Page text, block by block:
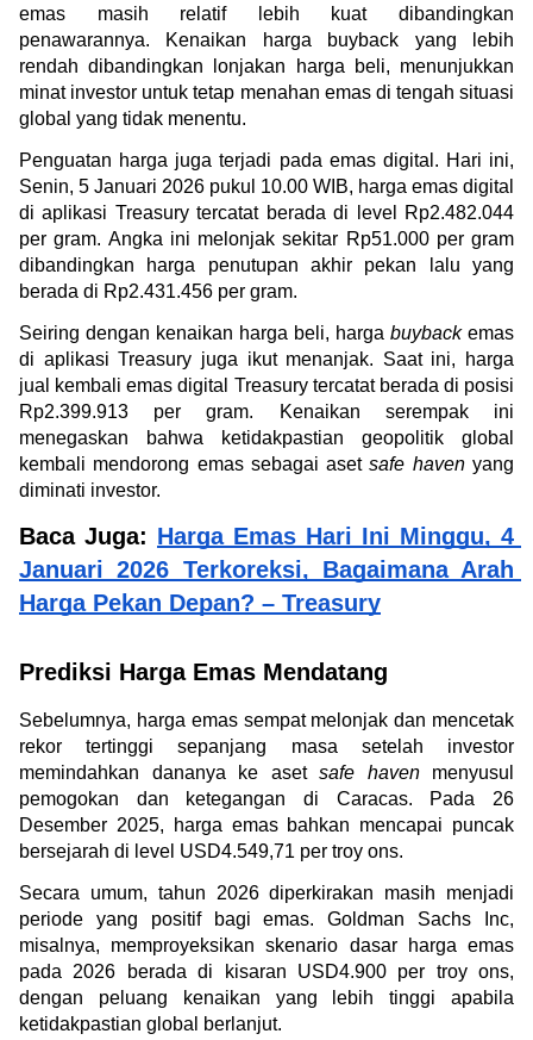
emas masih relatif lebih kuat dibandingkan
penawarannya. Kenaikan harga buyback yang lebih
rendah dibandingkan lonjakan harga beli, menunjukkan
minat investor untuk tetap menahan emas di tengah situasi
global yang tidak menentu.
Penguatan harga juga terjadi pada emas digital. Hari ini,
Senin, 5 Januari 2026 pukul 10.00 WIB, harga emas digital
di aplikasi Treasury tercatat berada di level Rp2.482.044
per gram. Angka ini melonjak sekitar Rp51.000 per gram
dibandingkan harga penutupan akhir pekan lalu yang
berada di Rp2.431.456 per gram.
Seiring dengan kenaikan harga beli, harga buyback emas
di aplikasi Treasury juga ikut menanjak. Saat ini, harga
jual kembali emas digital Treasury tercatat berada di posisi
Rp2.399.913 per gram. Kenaikan serempak ini
menegaskan bahwa ketidakpastian geopolitik global
kembali mendorong emas sebagai aset safe haven yang
diminati investor.
Baca Juga: Harga Emas Hari Ini Minggu, 4
Januari 2026 Terkoreksi, Bagaimana Arah
Harga Pekan Depan? – Treasury
Prediksi Harga Emas Mendatang
Sebelumnya, harga emas sempat melonjak dan mencetak
rekor tertinggi sepanjang masa setelah investor
memindahkan dananya ke aset safe haven menyusul
pemogokan dan ketegangan di Caracas. Pada 26
Desember 2025, harga emas bahkan mencapai puncak
bersejarah di level USD4.549,71 per troy ons.
Secara umum, tahun 2026 diperkirakan masih menjadi
periode yang positif bagi emas. Goldman Sachs Inc,
misalnya, memproyeksikan skenario dasar harga emas
pada 2026 berada di kisaran USD4.900 per troy ons,
dengan peluang kenaikan yang lebih tinggi apabila
ketidakpastian global berlanjut.